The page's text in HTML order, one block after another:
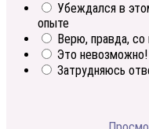
Убеждался в
опыте
Верю, правда,
Это невозможно!
Затрудняюсь